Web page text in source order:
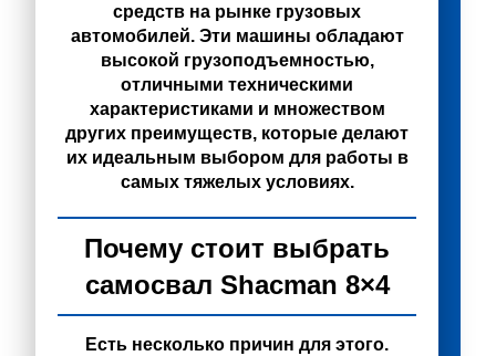
средств на рынке грузовых
автомобилей. Эти машины обладают
высокой грузоподъемностью,
отличными техническими
характеристиками и множеством
других преимуществ, которые делают
их идеальным выбором для работы в
самых тяжелых условиях.
Почему стоит выбрать
самосвал Shacman 8×4
Есть несколько причин для этого.